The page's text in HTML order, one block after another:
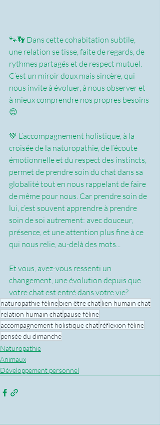
🐾👣 Dans cette cohabitation subtile,
une relation se tisse, faite de regards, de
rythmes partagés et de respect mutuel.
C’est un miroir doux mais sincère, qui
nous invite à évoluer, à nous observer et
à mieux comprendre nos propres besoins
😌
💚 L’accompagnement holistique, à la
croisée de la naturopathie, de l’écoute
émotionnelle et du respect des instincts,
permet de prendre soin du chat dans sa
globalité tout en nous rappelant de faire
de même pour nous. Car prendre soin de
lui, c’est souvent apprendre à prendre
soin de soi autrement: avec douceur,
présence, et une attention plus fine à ce
qui nous relie, au-delà des mots...
Et vous, avez-vous ressenti un
changement, une évolution depuis que
votre chat est entré dans votre vie?
naturopathie félinebien être chatlien humain chat
relation humain chatpause féline
accompagnement holistique chatréflexion féline
pensée du dimanche
Naturopathie
Animaux
Développement personnel